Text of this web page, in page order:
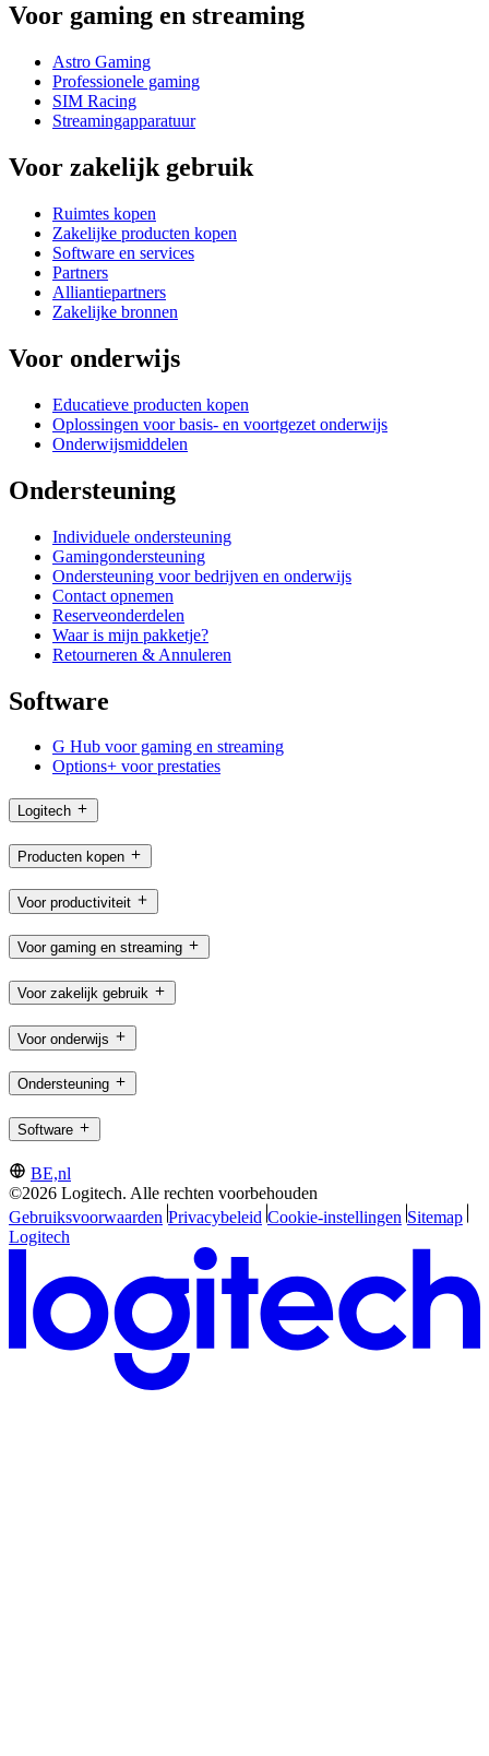
Voor gaming en streaming
Astro Gaming
Professionele gaming
SIM Racing
Streamingapparatuur
Voor zakelijk gebruik
Ruimtes kopen
Zakelijke producten kopen
Software en services
Partners
Alliantiepartners
Zakelijke bronnen
Voor onderwijs
Educatieve producten kopen
Oplossingen voor basis- en voortgezet onderwijs
Onderwijsmiddelen
Ondersteuning
Individuele ondersteuning
Gamingondersteuning
Ondersteuning voor bedrijven en onderwijs
Contact opnemen
Reserveonderdelen
Waar is mijn pakketje?
Retourneren & Annuleren
Software
G Hub voor gaming en streaming
Options+ voor prestaties
Logitech
Producten kopen
Voor productiviteit
Voor gaming en streaming
Voor zakelijk gebruik
Voor onderwijs
Ondersteuning
Software
BE,nl
©2026 Logitech. Alle rechten voorbehouden
Gebruiksvoorwaarden Privacybeleid Cookie-instellingen Sitemap
Logitech